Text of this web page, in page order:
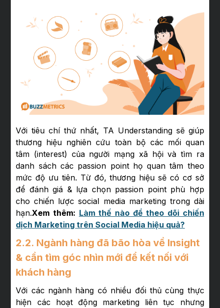
Với tiêu chí thứ nhất, TA Understanding sẽ giúp
thương hiệu nghiên cứu toàn bộ các mối quan
tâm (interest) của người mạng xã hội và tìm ra
danh sách các passion point họ quan tâm theo
mức độ ưu tiên. Từ đó, thương hiệu sẽ có cơ sở
để đánh giá & lựa chọn passion point phù hợp
cho chiến lược social media marketing trong dài
hạn.Xem thêm: Làm thế nào để theo dõi chiến
dịch Marketing trên Social Media hiệu quả?
2.2. Ngành hàng đã bão hòa về Insight
& cần tìm góc nhìn mới để kết nối với
khách hàng
Với các ngành hàng có nhiều đối thủ cùng thực
hiện các hoạt động marketing liên tục nhưng